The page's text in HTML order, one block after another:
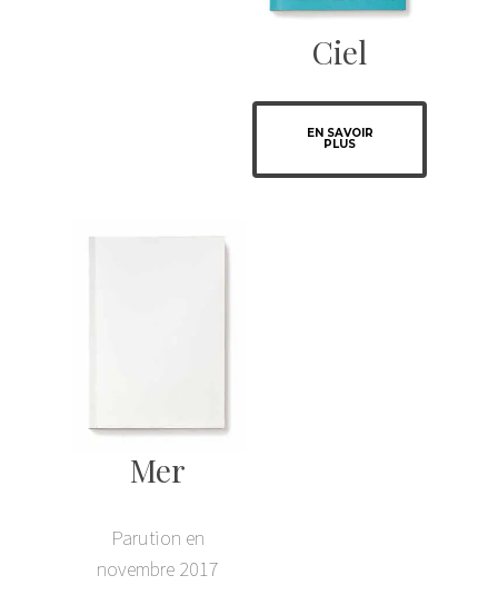
Ciel
EN SAVOIR
PLUS
Mer
Parution en
novembre 2017